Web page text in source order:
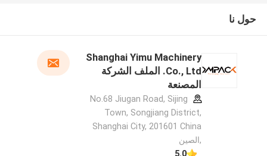
حول نا
Shanghai Yimu Machinery
Co., Ltd. الملف الشركة
المصنعة
No.68 Jiugan Road, Sijing
Town, Songjiang District,
Shanghai City, 201601 China
,الصين
5.0